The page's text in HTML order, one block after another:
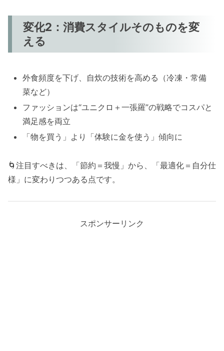
変化2：消費スタイルそのものを変
える
外食頻度を下げ、自炊の技術を高める（冷凍・常備
菜など）
ファッションは“ユニクロ＋一張羅”の戦略でコスパと
満足感を両立
「物を買う」より「体験に金を使う」傾向に
🌀注目すべきは、「節約＝我慢」から、「最適化＝自分仕
様」に変わりつつある点です。
スポンサーリンク